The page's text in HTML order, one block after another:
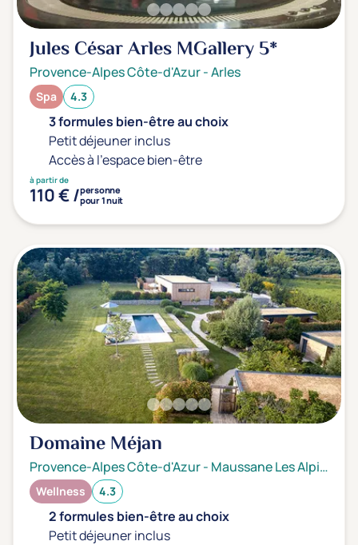
Jules César Arles MGallery5*
Provence-Alpes Côte-d'Azur-Arles
Spa 4.3
3 formules bien-être au choix
Petit déjeuner inclus
Accès à l'espace bien-être
à partir de
110 € /personne
pour 1 nuit
Domaine Méjan
Provence-Alpes Côte-d'Azur- Maussane Les Alpilles
Wellness 4.3
2 formules bien-être au choix
Petit déjeuner inclus